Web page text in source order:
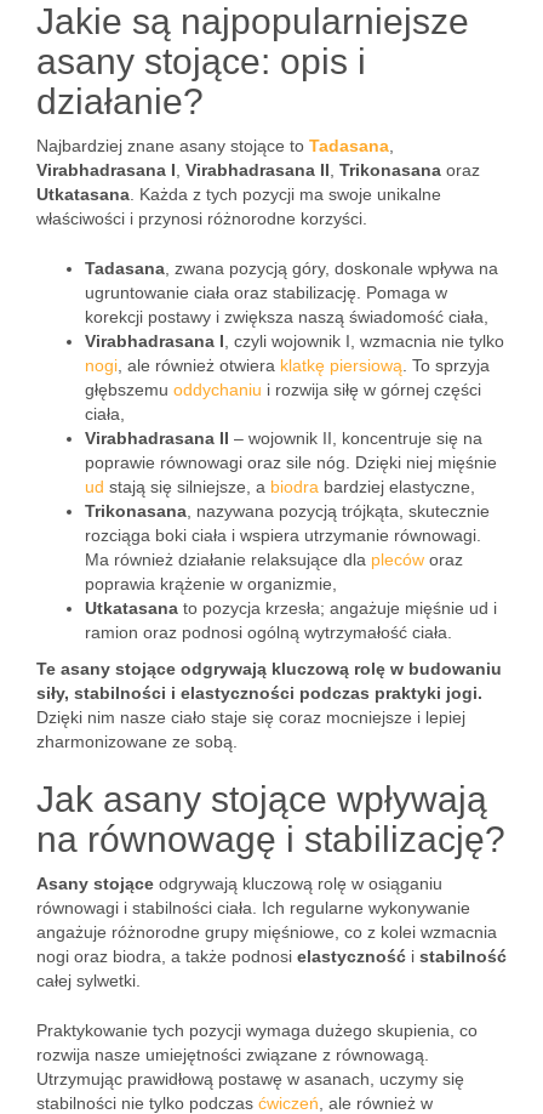
Jakie są najpopularniejsze
asany stojące: opis i
działanie?
Najbardziej znane asany stojące to Tadasana
Virabhadrasana I Virabhadrasana II Trikonasana oraz
Utkatasana . Każda z tych pozycji ma swoje unikalne
właściwości i przynosi różnorodne korzyści.
Tadasana , zwana pozycją góry, doskonale wpływa na
ugruntowanie ciała oraz stabilizację. Pomaga w
korekcji postawy i zwiększa naszą świadomość ciała,
Virabhadrasana I , czyli wojownik I, wzmacnia nie tylko
nogi , ale również otwiera klatkę piersiową . To sprzyja
głębszemu oddychaniu i rozwija siłę w górnej części
ciała,
Virabhadrasana II – wojownik II, koncentruje się na
poprawie równowagi oraz sile nóg. Dzięki niej mięśnie
ud stają się silniejsze, a biodra bardziej elastyczne,
Trikonasana , nazywana pozycją trójkąta, skutecznie
rozciąga boki ciała i wspiera utrzymanie równowagi.
Ma również działanie relaksujące dla pleców oraz
poprawia krążenie w organizmie,
Utkatasana to pozycja krzesła; angażuje mięśnie ud i
ramion oraz podnosi ogólną wytrzymałość ciała.
Te asany stojące odgrywają kluczową rolę w budowaniu
siły, stabilności i elastyczności podczas praktyki jogi.
Dzięki nim nasze ciało staje się coraz mocniejsze i lepiej
zharmonizowane ze sobą.
Jak asany stojące wpływają
na równowagę i stabilizację?
Asany stojące odgrywają kluczową rolę w osiąganiu
równowagi i stabilności ciała. Ich regularne wykonywanie
angażuje różnorodne grupy mięśniowe, co z kolei wzmacnia
nogi oraz biodra, a także podnosi elastyczność i stabilność
całej sylwetki.
Praktykowanie tych pozycji wymaga dużego skupienia, co
rozwija nasze umiejętności związane z równowagą.
Utrzymując prawidłową postawę w asanach, uczymy się
stabilności nie tylko podczas ćwiczeń , ale również w